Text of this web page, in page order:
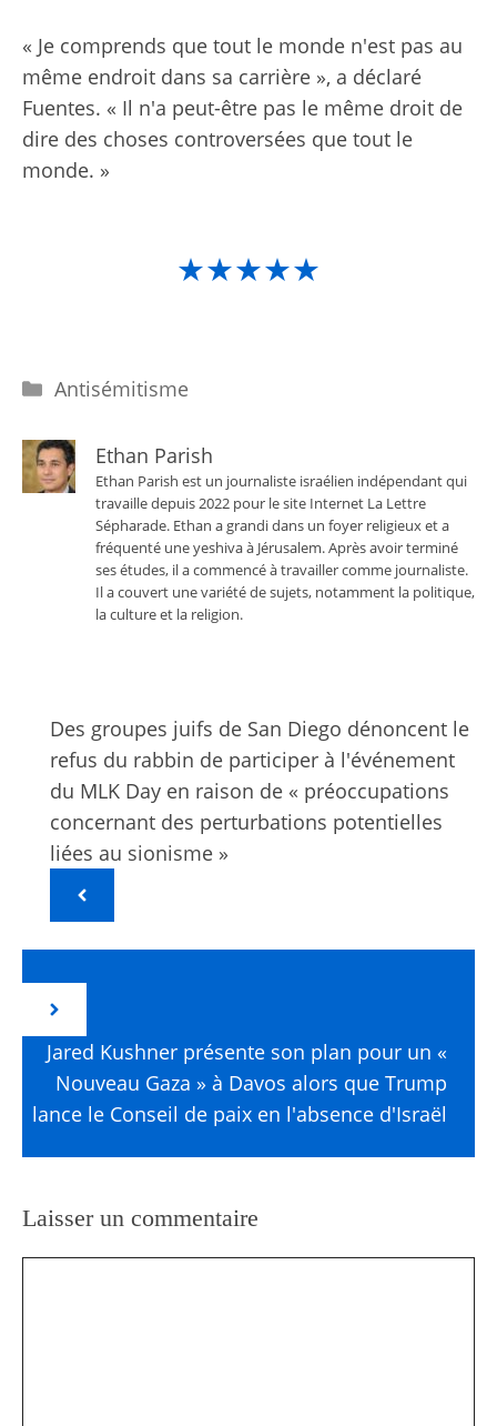
« Je comprends que tout le monde n'est pas au
même endroit dans sa carrière », a déclaré
Fuentes. « Il n'a peut-être pas le même droit de
dire des choses controversées que tout le
monde. »
★★★★★
Catégories
Antisémitisme
Ethan Parish
Ethan Parish est un journaliste israélien indépendant qui
travaille depuis 2022 pour le site Internet La Lettre
Sépharade. Ethan a grandi dans un foyer religieux et a
fréquenté une yeshiva à Jérusalem. Après avoir terminé
ses études, il a commencé à travailler comme journaliste.
Il a couvert une variété de sujets, notamment la politique,
la culture et la religion.
Des groupes juifs de San Diego dénoncent le
refus du rabbin de participer à l'événement
du MLK Day en raison de « préoccupations
concernant des perturbations potentielles
liées au sionisme »
Jared Kushner présente son plan pour un «
Nouveau Gaza » à Davos alors que Trump
lance le Conseil de paix en l'absence d'Israël
Laisser un commentaire